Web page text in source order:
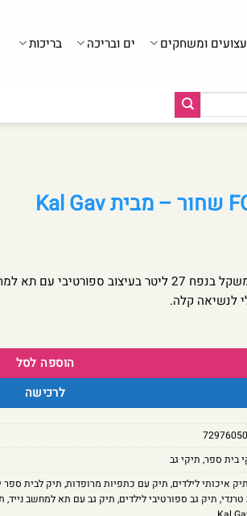
ומשחקים ים ובריכה בריכות
תיק גב קל משקל בנפח 27 ליטר בעיצוב
לנשיאה קלה.
הוספה לסל
לרכישה
בית ספר, תיקי גב
תיק איכותי לילדים, תיק עם כתפיות מרופדות, תיק לבית ספר
, תיק גב ספורטיבי לילדים, תיק גב עם תא למחשב נייד,